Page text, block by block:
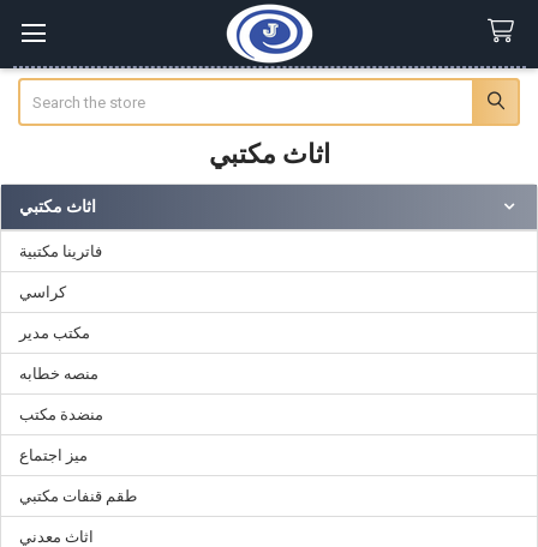
اثاث مكتبي
Sidebar
اثاث مكتبي
فاترينا مكتبية
كراسي
مكتب مدير
منصه خطابه
منضدة مكتب
ميز اجتماع
طقم قنفات مكتبي
اثاث معدني